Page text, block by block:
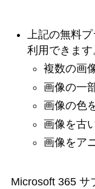
上記の無料
利用できます
複数の画
画像の一
画像の色
画像を古
画像をア
Microsoft 365 サ